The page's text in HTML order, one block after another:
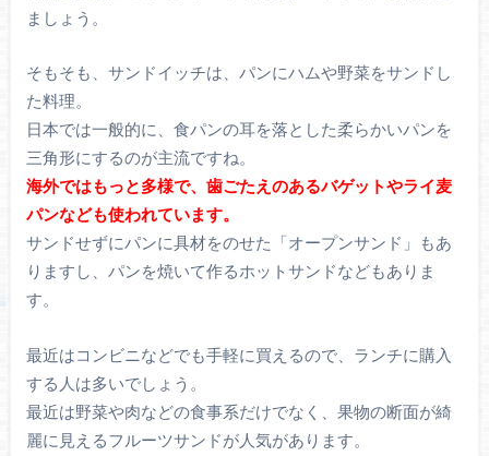
ましょう。
そもそも、サンドイッチは、パンにハムや野菜をサンドし
た料理。
日本では一般的に、食パンの耳を落とした柔らかいパンを
三角形にするのが主流ですね。
海外ではもっと多様で、歯ごたえのあるバゲットやライ麦
パンなども使われています。
サンドせずにパンに具材をのせた「オープンサンド」もあ
りますし、パンを焼いて作るホットサンドなどもありま
す。
最近はコンビニなどでも手軽に買えるので、ランチに購入
する人は多いでしょう。
最近は野菜や肉などの食事系だけでなく、果物の断面が綺
麗に見えるフルーツサンドが人気があります。